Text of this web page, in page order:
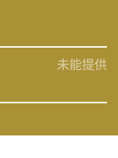
未能提供